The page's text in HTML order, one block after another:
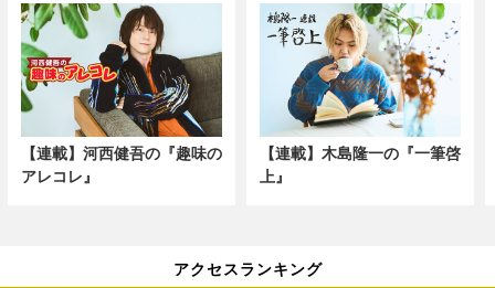
【連載】河西健吾の『趣味の
アレコレ』
【連載】木島隆一の『一筆啓
上』
アクセスランキング